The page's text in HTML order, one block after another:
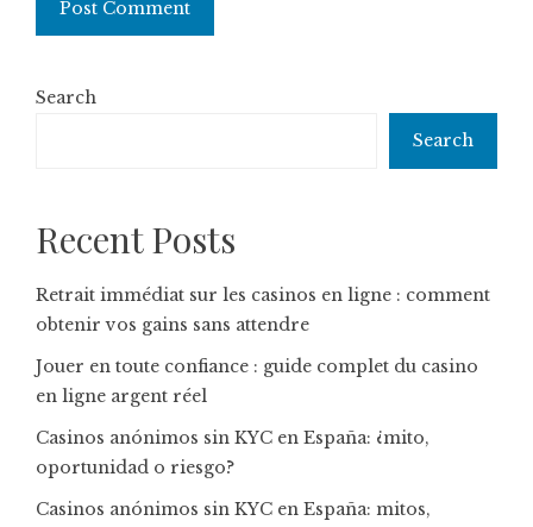
Search
Search
Recent Posts
Retrait immédiat sur les casinos en ligne : comment
obtenir vos gains sans attendre
Jouer en toute confiance : guide complet du casino
en ligne argent réel
Casinos anónimos sin KYC en España: ¿mito,
oportunidad o riesgo?
Casinos anónimos sin KYC en España: mitos,